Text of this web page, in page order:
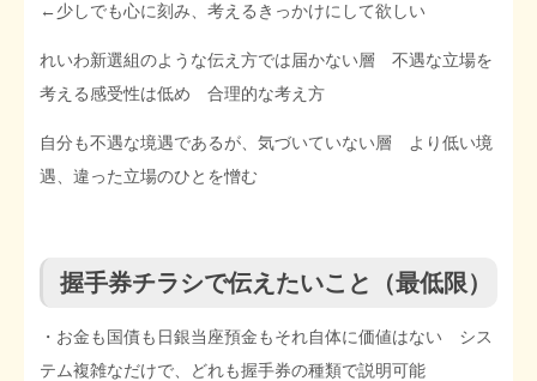
←少しでも心に刻み、考えるきっかけにして欲しい
れいわ新選組のような伝え方では届かない層 不遇な立場を
考える感受性は低め 合理的な考え方
自分も不遇な境遇であるが、気づいていない層 より低い境
遇、違った立場のひとを憎む
握手券チラシで伝えたいこと（最低限）
・お金も国債も日銀当座預金もそれ自体に価値はない シス
テム複雑なだけで、どれも握手券の種類で説明可能